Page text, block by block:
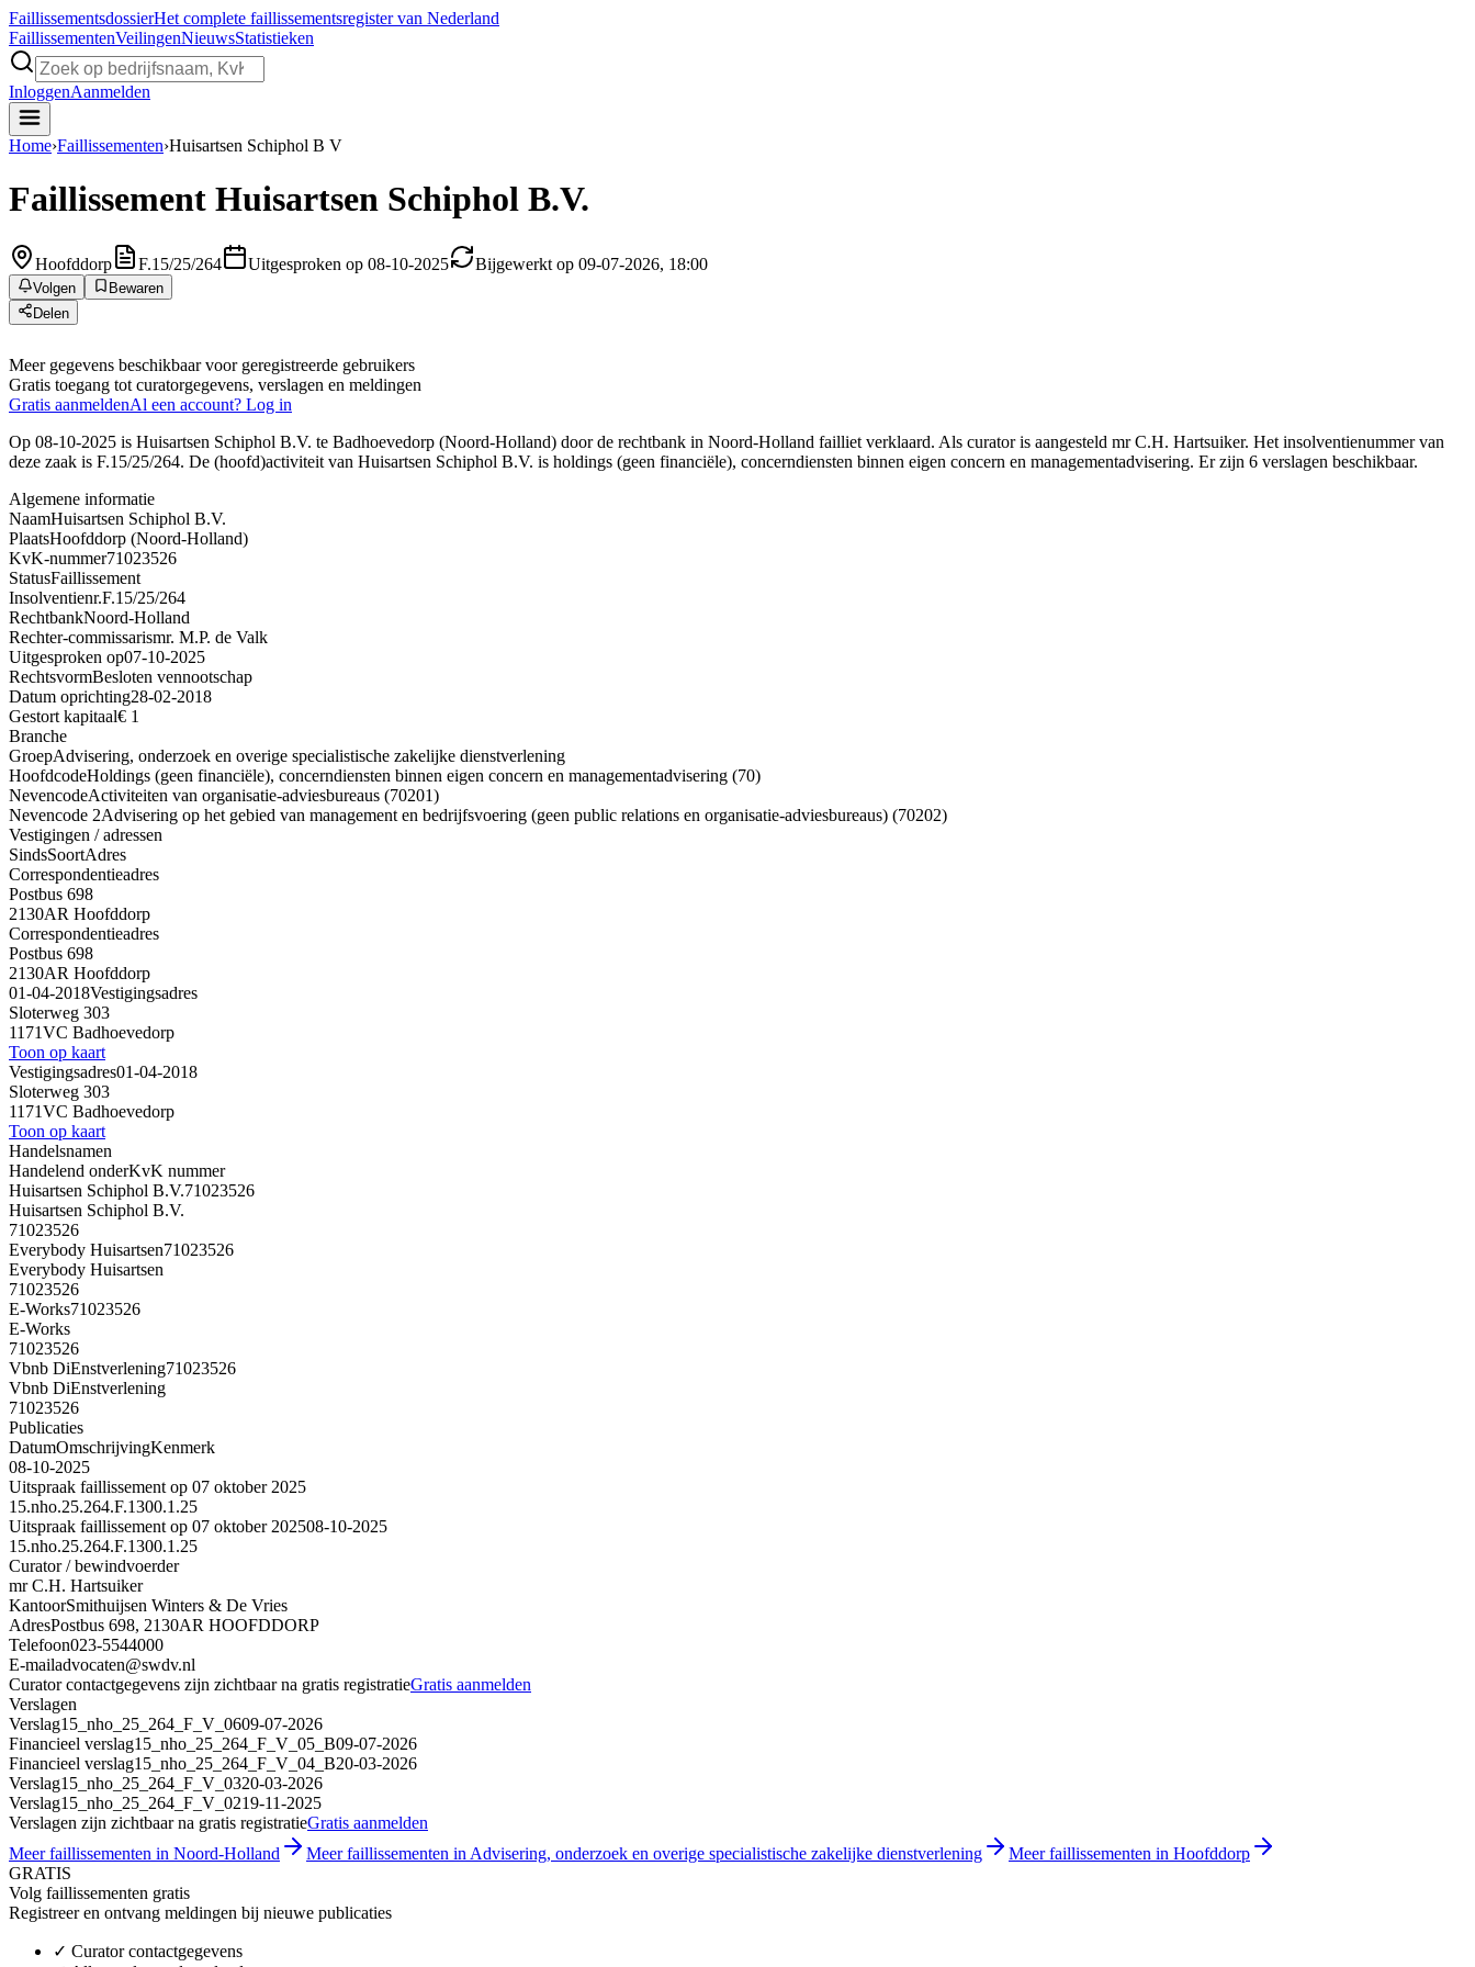
FaillissementsdossierHet complete faillissementsregister van Nederland
FaillissementenVeilingenNieuwsStatistieken
InloggenAanmelden
Home›Faillissementen›Huisartsen Schiphol B V
Faillissement Huisartsen Schiphol B.V.
Hoofddorp F.15/25/264 Uitgesproken op 08-10-2025 Bijgewerkt op 09-07-2026, 18:00
Volgen
Bewaren
Delen
Meer gegevens beschikbaar voor geregistreerde gebruikers
Gratis toegang tot curatorgegevens, verslagen en meldingen
Gratis aanmeldenAl een account? Log in
Op 08-10-2025 is Huisartsen Schiphol B.V. te Badhoevedorp (Noord-Holland) door de rechtbank in Noord-Holland failliet verklaard. Als curator is aangesteld mr C.H. Hartsuiker. Het insolventienummer van
deze zaak is F.15/25/264. De (hoofd)activiteit van Huisartsen Schiphol B.V. is holdings (geen financiële), concerndiensten binnen eigen concern en managementadvisering. Er zijn 6 verslagen beschikbaar.
Algemene informatie
NaamHuisartsen Schiphol B.V.
PlaatsHoofddorp (Noord-Holland)
KvK-nummer71023526
StatusFaillissement
Insolventienr.F.15/25/264
RechtbankNoord-Holland
Rechter-commissarismr. M.P. de Valk
Uitgesproken op07-10-2025
RechtsvormBesloten vennootschap
Datum oprichting28-02-2018
Gestort kapitaal€ 1
Branche
GroepAdvisering, onderzoek en overige specialistische zakelijke dienstverlening
HoofdcodeHoldings (geen financiële), concerndiensten binnen eigen concern en managementadvisering (70)
NevencodeActiviteiten van organisatie-adviesbureaus (70201)
Nevencode 2Advisering op het gebied van management en bedrijfsvoering (geen public relations en organisatie-adviesbureaus) (70202)
Vestigingen / adressen
SindsSoortAdres
Correspondentieadres
Postbus 698
2130AR Hoofddorp
Correspondentieadres
Postbus 698
2130AR Hoofddorp
01-04-2018Vestigingsadres
Sloterweg 303
1171VC Badhoevedorp
Toon op kaart
Vestigingsadres01-04-2018
Sloterweg 303
1171VC Badhoevedorp
Toon op kaart
Handelsnamen
Handelend onderKvK nummer
Huisartsen Schiphol B.V.71023526
Huisartsen Schiphol B.V.
71023526
Everybody Huisartsen71023526
Everybody Huisartsen
71023526
E-Works71023526
E-Works
71023526
Vbnb DiEnstverlening71023526
Vbnb DiEnstverlening
71023526
Publicaties
DatumOmschrijvingKenmerk
08-10-2025
Uitspraak faillissement op 07 oktober 2025
15.nho.25.264.F.1300.1.25
Uitspraak faillissement op 07 oktober 202508-10-2025
15.nho.25.264.F.1300.1.25
Curator / bewindvoerder
mr C.H. Hartsuiker
KantoorSmithuijsen Winters & De Vries
AdresPostbus 698, 2130AR HOOFDDORP
Telefoon023-5544000
E-mailadvocaten@swdv.nl
Curator contactgegevens zijn zichtbaar na gratis registratieGratis aanmelden
Verslagen
Verslag15_nho_25_264_F_V_0609-07-2026
Financieel verslag15_nho_25_264_F_V_05_B09-07-2026
Financieel verslag15_nho_25_264_F_V_04_B20-03-2026
Verslag15_nho_25_264_F_V_0320-03-2026
Verslag15_nho_25_264_F_V_0219-11-2025
Verslagen zijn zichtbaar na gratis registratieGratis aanmelden
Meer faillissementen in Noord-Holland
Meer faillissementen in Advisering, onderzoek en overige specialistische zakelijke dienstverlening
Meer faillissementen in Hoofddorp
GRATIS
Volg faillissementen gratis
Registreer en ontvang meldingen bij nieuwe publicaties
✓ Curator contactgegevens